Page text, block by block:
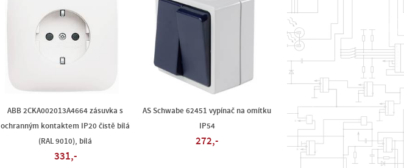
ABB 2CKA002013A4664 zásuvka s
ochranným kontaktem IP20 čistě bílá
(RAL 9010), bílá
331,-
AS Schwabe 62451 vypínač na omítku
IP54
272,-